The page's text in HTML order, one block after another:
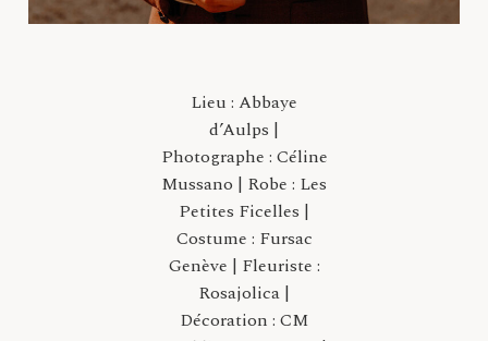
Lieu : Abbaye
d’Aulps |
Photographe : Céline
Mussano | Robe : Les
Petites Ficelles |
Costume : Fursac
Genève | Fleuriste :
Rosajolica |
Décoration : CM